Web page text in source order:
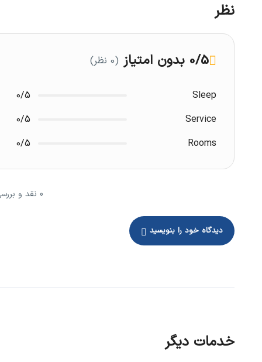
نظر
0/5 بدون امتیاز (0 نظر)
Sleep
0/5
Service
0/5
Rooms
0/5
0 نقد و بررسی - نمایش 1 از 0
دیدگاه خود را بنویسید
خدمات دیگر